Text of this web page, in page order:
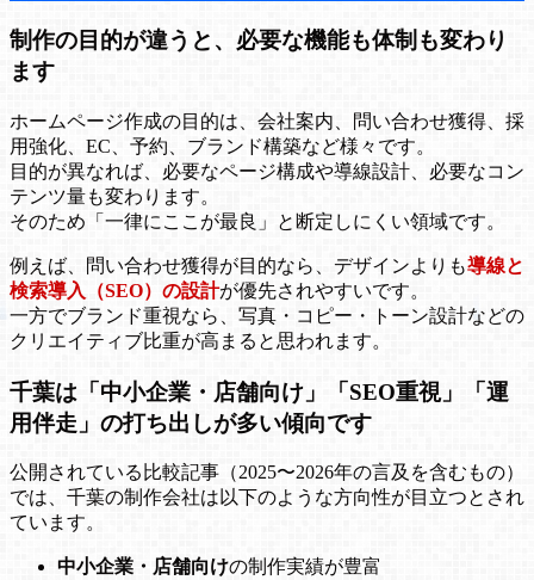
制作の目的が違うと、必要な機能も体制も変わり
ます
ホームページ作成の目的は、会社案内、問い合わせ獲得、採
用強化、EC、予約、ブランド構築など様々です。
目的が異なれば、必要なページ構成や導線設計、必要なコン
テンツ量も変わります。
そのため「一律にここが最良」と断定しにくい領域です。
例えば、問い合わせ獲得が目的なら、デザインよりも導線と
検索導入（SEO）の設計が優先されやすいです。
一方でブランド重視なら、写真・コピー・トーン設計などの
クリエイティブ比重が高まると思われます。
千葉は「中小企業・店舗向け」「SEO重視」「運
用伴走」の打ち出しが多い傾向です
公開されている比較記事（2025〜2026年の言及を含むもの）
では、千葉の制作会社は以下のような方向性が目立つとされ
ています。
中小企業・店舗向けの制作実績が豊富